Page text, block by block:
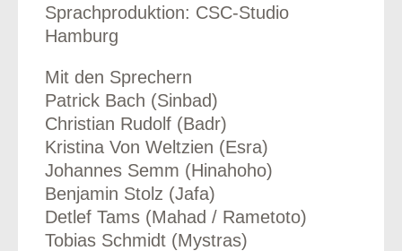
Sprachproduktion: CSC-Studio
Hamburg
Mit den Sprechern
Patrick Bach (Sinbad)
Christian Rudolf (Badr)
Kristina Von Weltzien (Esra)
Johannes Semm (Hinahoho)
Benjamin Stolz (Jafa)
Detlef Tams (Mahad / Rametoto)
Tobias Schmidt (Mystras)